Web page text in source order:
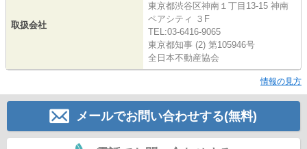
取扱会社
東京都渋谷区神南１丁目13-15 神南
ペアシティ ３F
TEL:03-6416-9065
東京都知事 (2) 第105946号
全日本不動産協会
情報の見方
メールでお問い合わせする(無料)